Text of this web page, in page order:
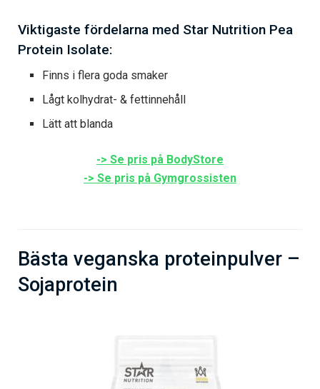
Viktigaste fördelarna med Star Nutrition Pea
Protein Isolate:
Finns i flera goda smaker
Lågt kolhydrat- & fettinnehåll
Lätt att blanda
-> Se pris på BodyStore
-> Se pris på Gymgrossisten
Bästa veganska proteinpulver –
Sojaprotein